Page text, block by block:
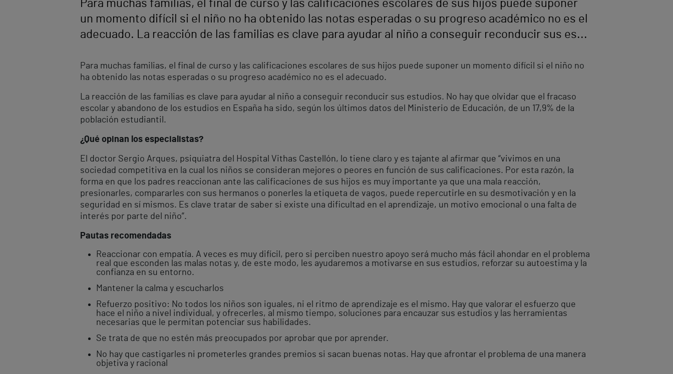
Para muchas familias, el final de curso y las calificaciones escolares de sus hijos puede suponer
un momento difícil si el niño no ha obtenido las notas esperadas o su progreso académico no es el
adecuado. La reacción de las familias es clave para ayudar al niño a conseguir reconducir sus es...
Para muchas familias, el final de curso y las calificaciones escolares de sus hijos puede suponer un momento difícil si el niño no
ha obtenido las notas esperadas o su progreso académico no es el adecuado.
La reacción de las familias es clave para ayudar al niño a conseguir reconducir sus estudios. No hay que olvidar que el fracaso
escolar y abandono de los estudios en España ha sido, según los últimos datos del Ministerio de Educación, de un 17,9% de la
población estudiantil.
¿Qué opinan los especialistas?
El doctor Sergio Arques, psiquiatra del Hospital Vithas Castellón, lo tiene claro y es tajante al afirmar que “vivimos en una
sociedad competitiva en la cual los niños se consideran mejores o peores en función de sus calificaciones. Por esta razón, la
forma en que los padres reaccionan ante las calificaciones de sus hijos es muy importante ya que una mala reacción,
presionarles, compararles con sus hermanos o ponerles la etiqueta de vagos, puede repercutirl e en su desmotivación y en la
seguridad en sí mismos. Es clave tratar de saber si existe una dificultad en el aprendizaje, un motivo emocional o una falta de
interés por parte del niño”.
Pautas recomendadas
Reaccionar con empatía. A veces es muy difícil, pero si perciben nuestro apoyo será mucho más fácil ahondar en el problema
real que esconden las malas notas y, de este modo, les ayudaremos a motivarse en sus estudios, reforzar su autoestima y la
confianza en su entorno.
Mantener la calma y escucharlos
Refuerzo positivo: No todos los niños son iguales, ni el ritmo de aprendizaje es el mismo. Hay que valorar el esfuerzo que
hace el niño a nivel individual, y ofrecerles, al mismo tiempo, soluciones para encauzar sus estudios y las herramientas
necesarias que le permitan potenciar sus habilidades.
Se trata de que no estén más preocupados por aprobar que por aprender.
No hay que castigarles ni prometerles grandes premios si sacan buenas notas. Hay que afrontar el problema de una manera
objetiva y racional